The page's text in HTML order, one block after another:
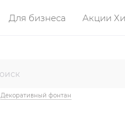
Для бизнеса Акции
Декоративный фонтан